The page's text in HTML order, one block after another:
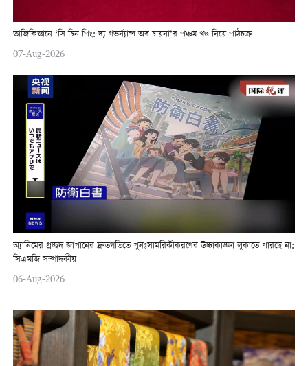
তাজিকিস্তানে ‘সি চিন পিং: দ্য গভর্ন্যান্স অব চায়না’র পঞ্চম খণ্ড নিয়ে পাঠচক্র
07-Aug-2026
অ্যানিমের প্রচ্ছদ জাপানের দ্রুতগতিতে পুনঃসামরিকীকরণের উচ্চাকাঙ্ক্ষা লুকাতে পারছে না:
সিএমজি সম্পাদকীয়
06-Aug-2026